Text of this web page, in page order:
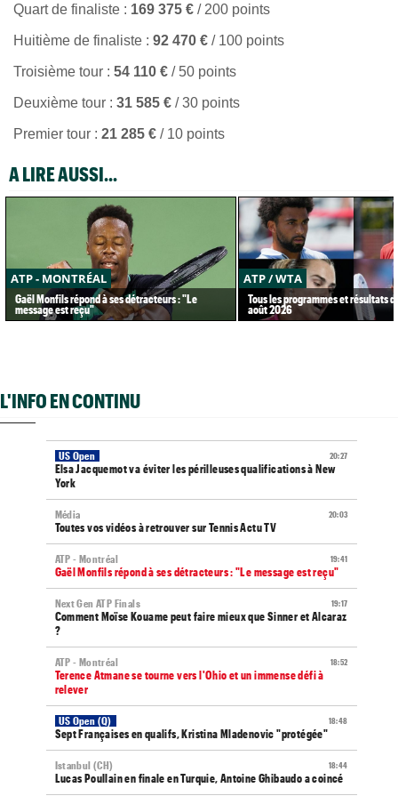
Quart de finaliste : 169 375 € / 200 points
Huitième de finaliste : 92 470 € / 100 points
Troisième tour : 54 110 € / 50 points
Deuxième tour : 31 585 € / 30 points
Premier tour : 21 285 € / 10 points
A LIRE AUSSI...
ATP - MONTRÉAL
Gaël Monfils répond à ses détracteurs : "Le
message est reçu"
ATP / WTA
Tous les programmes et résultats
août 2026
L'INFO EN CONTINU
20:27
US Open
Elsa Jacquemot va éviter les périlleuses qualifications à New
York
20:03
Média
Toutes vos vidéos à retrouver sur Tennis Actu TV
19:41
ATP - Montréal
Gaël Monfils répond à ses détracteurs : "Le message est reçu"
19:17
Next Gen ATP Finals
Comment Moïse Kouame peut faire mieux que Sinner et Alcaraz
?
18:52
ATP - Montréal
Terence Atmane se tourne vers l'Ohio et un immense défi à
relever
18:48
US Open (Q)
Sept Françaises en qualifs, Kristina Mladenovic "protégée"
18:44
Istanbul (CH)
Lucas Poullain en finale en Turquie, Antoine Ghibaudo a coincé